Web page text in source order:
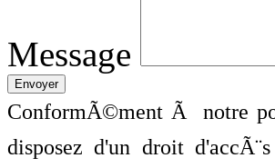
Message
ConformÃ©ment Ã notre
disposez d'un droit